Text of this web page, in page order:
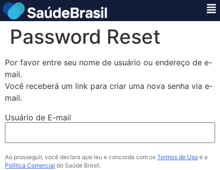
Password Reset
Por favor entre seu nome de usuário ou endereço de e-
mail.
Você receberá um link para criar uma nova senha via e-
mail.
Usuário de E-mail
Ao prosseguir, você declara que leu e concorda com os Termos de Uso e a
Política Comercial do Saúde Brasil.